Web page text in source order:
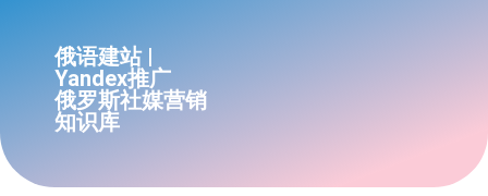
俄语建站 |
Yandex推广
俄罗斯社媒营销
知识库